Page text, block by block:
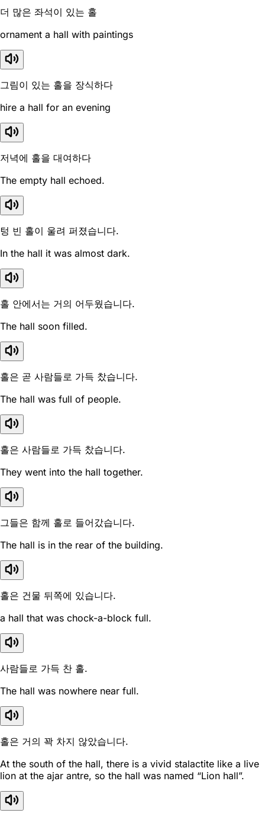
더 많은 좌석이 있는 홀
ornament a hall with paintings
그림이 있는 홀을 장식하다
hire a hall for an evening
저녁에 홀을 대여하다
The empty hall echoed.
텅 빈 홀이 울려 퍼졌습니다.
In the hall it was almost dark.
홀 안에서는 거의 어두웠습니다.
The hall soon filled.
홀은 곧 사람들로 가득 찼습니다.
The hall was full of people.
홀은 사람들로 가득 찼습니다.
They went into the hall together.
그들은 함께 홀로 들어갔습니다.
The hall is in the rear of the building.
홀은 건물 뒤쪽에 있습니다.
a hall that was chock-a-block full.
사람들로 가득 찬 홀.
The hall was nowhere near full.
홀은 거의 꽉 차지 않았습니다.
At the south of the hall, there is a vivid stalactite like a live
lion at the ajar antre, so the hall was named “Lion hall”.